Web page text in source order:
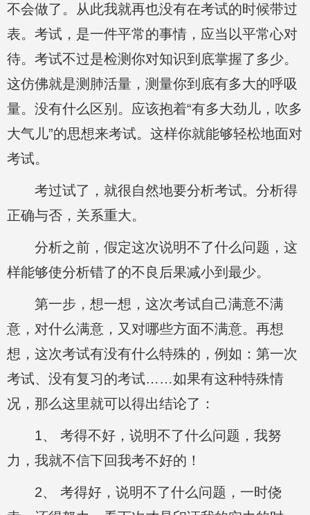
不会做了。从此我就再也没有在考试的时候带过
表。考试，是一件平常的事情，应当以平常心对
待。考试不过是检测你对知识到底掌握了多少。
这仿佛就是测肺活量，测量你到底有多大的呼吸
量。没有什么区别。应该抱着“有多大劲儿，吹多
大气儿”的思想来考试。这样你就能够轻松地面对
考试。
考过试了，就很自然地要分析考试。分析得
正确与否，关系重大。
分析之前，假定这次说明不了什么问题，这
样能够使分析错了的不良后果减小到最少。
第一步，想一想，这次考试自己满意不满
意，对什么满意，又对哪些方面不满意。再想
想，这次考试有没有什么特殊的，例如：第一次
考试、没有复习的考试……如果有这种特殊情
况，那么这里就可以得出结论了：
1、 考得不好，说明不了什么问题，我努
力，我就不信下回我考不好的！
2、 考得好，说明不了什么问题，一时侥